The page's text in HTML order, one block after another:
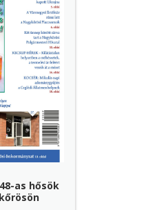
as hősök